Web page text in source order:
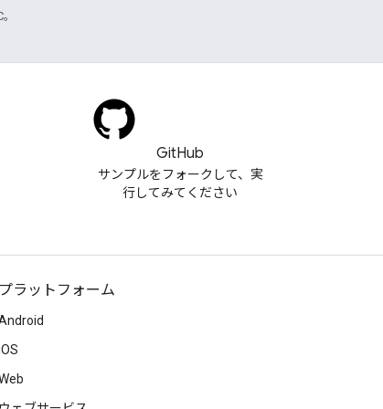
GitHub
サンプルをフォークして、実
行してみてください
プラットフォーム